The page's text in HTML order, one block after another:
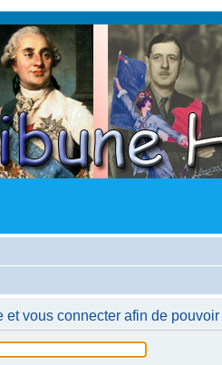
et vous connecter afin de